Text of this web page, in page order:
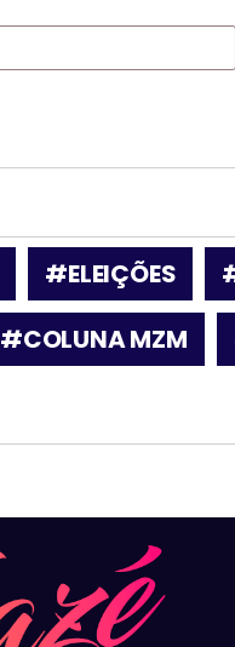
#ELEIÇÕES
#COLUNA MZM